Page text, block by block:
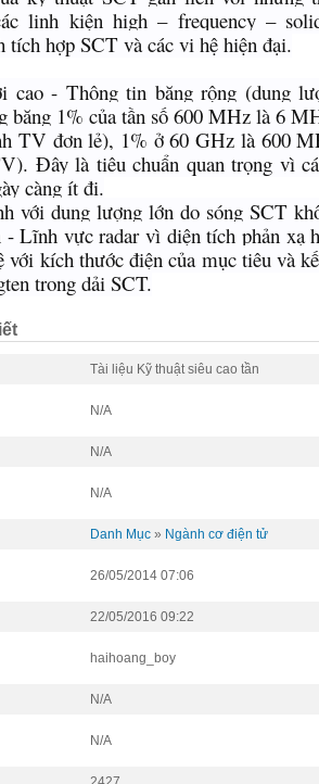
linh kiện high – frequency –
tích hợp SCT và các vi hệ hiện đại.
cao - Thông tin băng rộng (dung
băng 1% của tần số 600 MHz là 6
TV đơn lẻ), 1% ở 60 GHz là 600
Đây là tiêu chuẩn quan trọng vì
càng ít đi.
với dung lượng lớn do sóng SCT
- Lĩnh vực radar vì diện tích phản xạ
với kích thước điện của mục tiêu và
trong dải SCT.
Tài liệu Kỹ thuật siêu cao tần
N/A
N/A
N/A
Danh Mục» Ngành cơ điện tử
26/05/2014 07:06
22/05/2016 09:22
haihoang_boy
N/A
N/A